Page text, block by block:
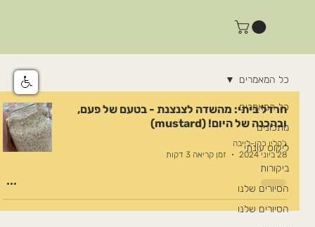
כל המאמרים
מתכונים
ליקוט עונתי
ביקורות
הסיורים שלנו
הסיורים שלנו
כל המאמרים
חרדל ביתי: מהשדה לצנצנת - בטעם של פעם,
ובהכנה של היום! (mustard)
ג'קלין כהן-לייבה
28 ביוני 2024
זמן קריאה 3 דקות